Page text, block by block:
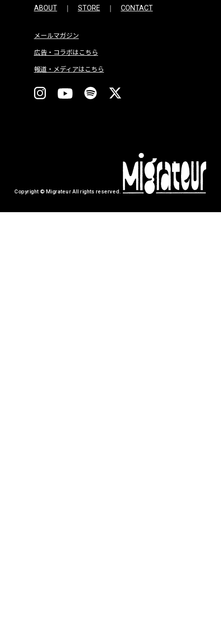
ABOUT STORE CONTACT
メールマガジン
広告・コラボはこちら
報道・メディアはこちら
Copyright © Migrateur All rights reserved.